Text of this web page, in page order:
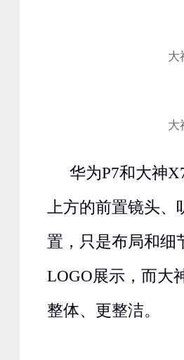
大
大
华为P7和大神
上方的前置镜头、
置，只是布局和细
LOGO展示，而大
整体、更整洁。